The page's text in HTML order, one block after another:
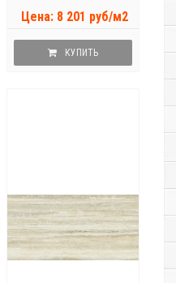
Цена: 8 201 руб/м2
КУПИТЬ